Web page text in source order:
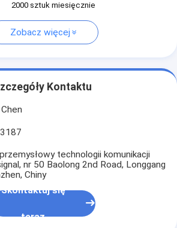
2000 sztuk miesięcznie
Zobacz więcej
Kontaktu
technologii komunikacji
nr 50 Baolong 2nd Road, Longgang
Chiny
Skontaktuj się
teraz